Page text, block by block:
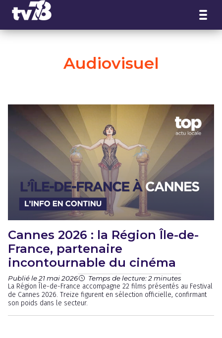
Audiovisuel
Cannes 2026 : la Région Île-de-
France, partenaire
incontournable du cinéma
Publié le 21 mai 2026 Temps de lecture: 2 minutes
La Région Île-de-France accompagne 22 films présentés au Festival
de Cannes 2026. Treize figurent en sélection officielle, confirmant
son poids dans le secteur.
Panneau de gestion des cookies